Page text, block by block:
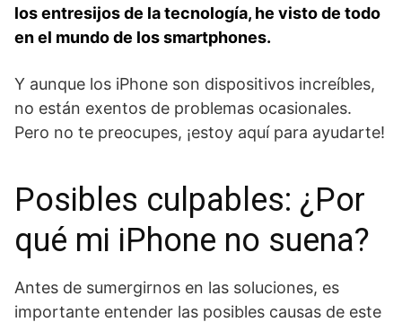
los entresijos de la tecnología, he visto de todo
en el mundo de los smartphones.
Y aunque los iPhone son dispositivos increíbles,
no están exentos de problemas ocasionales.
Pero no te preocupes, ¡estoy aquí para ayudarte!
Posibles culpables: ¿Por
qué mi iPhone no suena?
Antes de sumergirnos en las soluciones, es
importante entender las posibles causas de este